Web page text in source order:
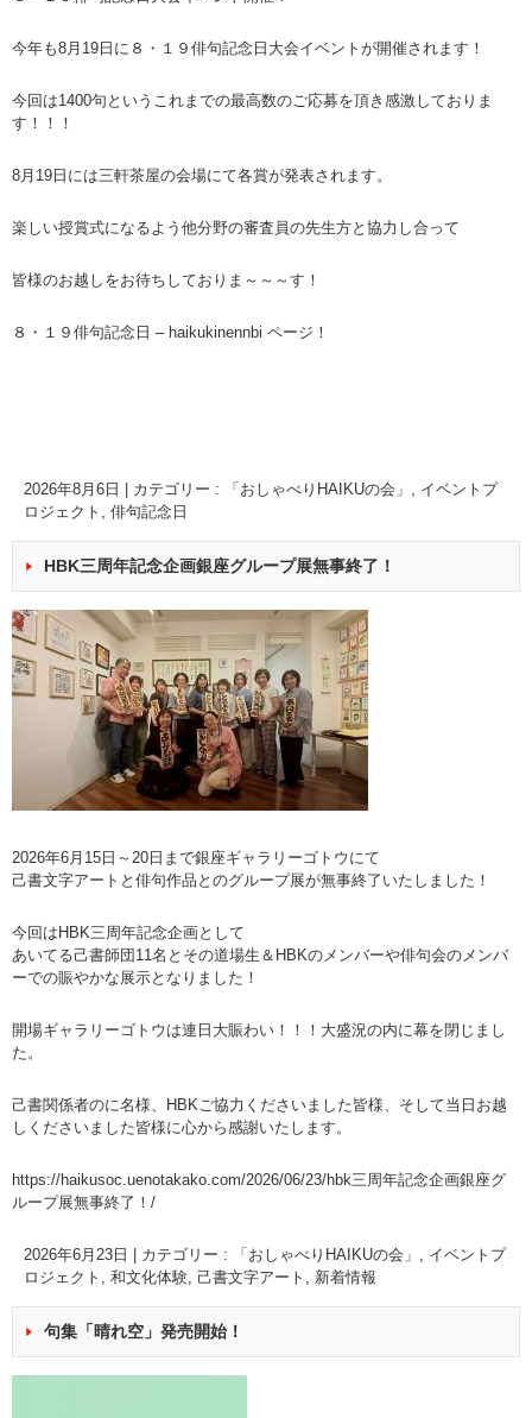
今年も8月19日に８・１９俳句記念日大会イベントが開催されます！
今回は1400句というこれまでの最高数のご応募を頂き感激しておりま
す！！！
8月19日には三軒茶屋の会場にて各賞が発表されます。
楽しい授賞式になるよう他分野の審査員の先生方と協力し合って
皆様のお越しをお待ちしておりま～～～す！
８・１９俳句記念日 – haikukinennbi ページ！
2026年8月6日 カテゴリー : 「おしゃべりHAIKUの会」 , イベントプ
ロジェクト , 俳句記念日
HBK三周年記念企画銀座グループ展無事終了！
2026年6月15日～20日まで銀座ギャラリーゴトウにて
己書文字アートと俳句作品とのグループ展が無事終了いたしました！
今回はHBK三周年記念企画として
あいてる己書師団11名とその道場生＆HBKのメンバーや俳句会のメンバ
ーでの賑やかな展示となりました！
開場ギャラリーゴトウは連日大賑わい！！！大盛況の内に幕を閉じまし
た。
己書関係者のに名様、HBKご協力くださいました皆様、そして当日お越
しくださいました皆様に心から感謝いたします。
https://haikusoc.uenotakako.com/2026/06/23/hbk三周年記念企画銀座グ
ループ展無事終了！ /
2026年6月23日 カテゴリー : 「おしゃべりHAIKUの会」 , イベントプ
ロジェクト , 和文化体験, 己書文字アート , 新着情報
句集「晴れ空」発売開始！